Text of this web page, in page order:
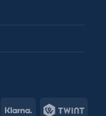
PayKlarna